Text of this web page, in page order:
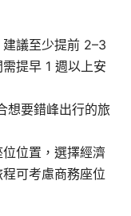
議至少提前 2–3
提早 1 週以上安
想要錯峰出行的旅
位置，選擇經濟
可考慮商務座位